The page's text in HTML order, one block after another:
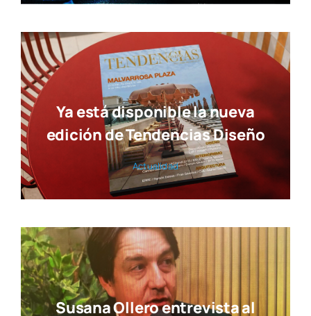
Ya está disponible la nueva
edición de Tendencias Diseño
Actua­li­dad
Susana Ollero entrevista al